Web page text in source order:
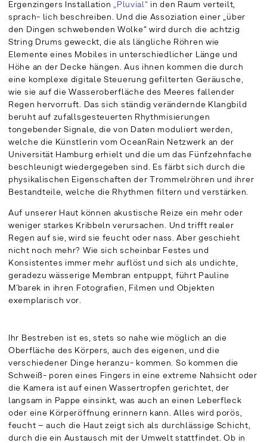
Ergenzingers Installation„Pluvial“ in den Raum verteilt,
sprach- lich beschreiben. Und die Assoziation einer „über
den Dingen schwebenden Wolke“ wird durch die achtzig
String Drums geweckt, die als längliche Röhren wie
Elemente eines Mobiles in unterschiedlicher Länge und
Höhe an der Decke hängen. Aus ihnen kommen die durch
eine komplexe digitale Steuerung gefilterten Geräusche,
wie sie auf die Wasseroberfläche des Meeres fallender
Regen hervorruft. Das sich ständig verändernde Klangbild
beruht auf zufallsgesteuerten Rhythmisierungen
tongebender Signale, die von Daten moduliert werden,
welche die Künstlerin vom OceanRain Netzwerk an der
Universität Hamburg erhielt und die um das Fünfzehnfache
beschleunigt wiedergegeben sind. Es färbt sich durch die
physikalischen Eigenschaften der Trommelröhren und ihrer
Bestandteile, welche die Rhythmen filtern und verstärken.
Auf unserer Haut können akustische Reize ein mehr oder
weniger starkes Kribbeln verursachen. Und trifft realer
Regen auf sie, wird sie feucht oder nass. Aber geschieht
nicht noch mehr? Wie sich scheinbar Festes und
Konsistentes immer mehr auflöst und sich als undichte,
geradezu wässerige Membran entpuppt, führt Pauline
M’barek in ihren Fotografien, Filmen und Objekten
exemplarisch vor.
Ihr Bestreben ist es, stets so nahe wie möglich an die
Oberfläche des Körpers, auch des eigenen, und die
verschiedener Dinge heranzu- kommen. So kommen die
Schweiß- poren eines Fingers in eine extreme Nahsicht oder
die Kamera ist auf einen Wassertropfen gerichtet, der
langsam in Pappe einsinkt, was auch an einen Leberfleck
oder eine Körperöffnung erinnern kann. Alles wird porös,
feucht – auch die Haut zeigt sich als durchlässige Schicht,
durch die ein Austausch mit der Umwelt stattfindet. Ob in